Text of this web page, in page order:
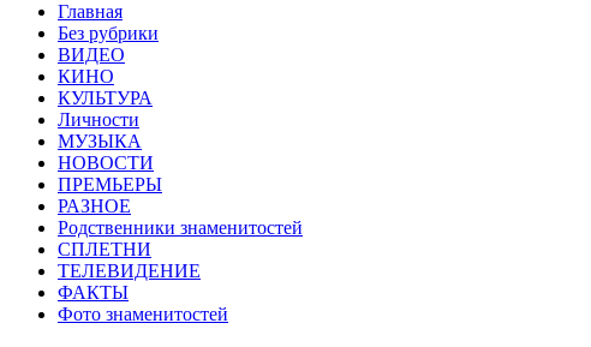
Главная
Без рубрики
ВИДЕО
КИНО
КУЛЬТУРА
Личности
МУЗЫКА
НОВОСТИ
ПРЕМЬЕРЫ
РАЗНОЕ
Родственники знаменитостей
СПЛЕТНИ
ТЕЛЕВИДЕНИЕ
ФАКТЫ
Фото знаменитостей